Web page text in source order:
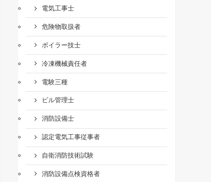
電気工事士
危険物取扱者
ボイラー技士
冷凍機械責任者
電験三種
ビル管理士
消防設備士
認定電気工事従事者
自衛消防技術試験
消防設備点検資格者